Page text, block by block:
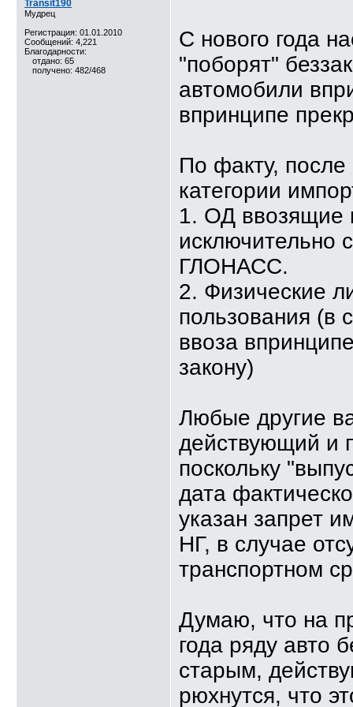
Transit190
Мудрец
Регистрация: 01.01.2010
Сообщений: 4,221
Благодарности:
отдано: 65
получено: 482/468
С нового года
"поборят"
автомобили
впринципе
По факту, после
категории
1. ОД ввозящие
исключительно
ГЛОНАСС.
2. Физические
пользования (в
ввоза
закону)
Любые другие
действующий и
поскольку
дата
указан запрет
НГ, в случае
транспортном
Думаю, что на
года ряду
старым,
рюхнутся, что